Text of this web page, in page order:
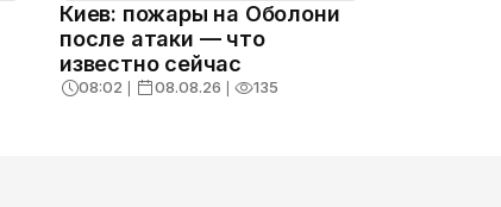
Киев: пожары на Оболони
после атаки — что
известно сейчас
08:02 ❘ 08.08.26 ❘ 135